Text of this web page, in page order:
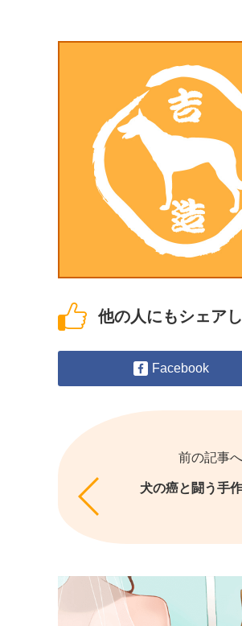
他の人にもシェア
Facebook
前の記事へ
犬の癌と闘う手